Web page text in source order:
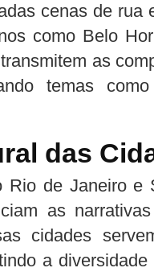
cenas de rua
como Belo
as
temas
das
Rio de Janeiro e
as
cidades
a